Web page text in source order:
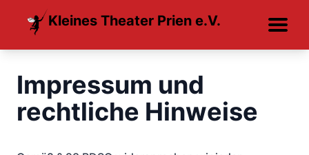
Kleines Theater Prien e.V.
Impressum und
rechtliche Hinweise